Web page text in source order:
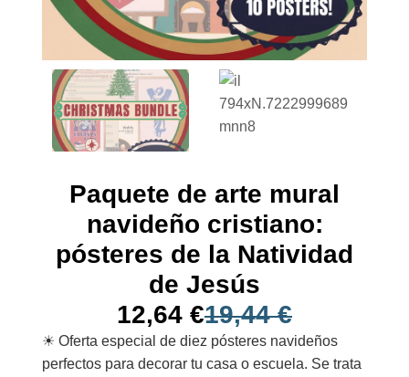
Paquete de arte mural
navideño cristiano:
pósteres de la Natividad
de Jesús
19,44€
12,64 €
☀︎ Oferta especial de diez pósteres navideños
perfectos para decorar tu casa o escuela. Se trata